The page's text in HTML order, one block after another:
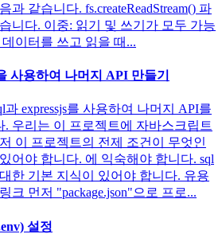
과 같습니다. fs.createReadStream() 파
니다. 이중: 읽기 및 쓰기가 모두 가능
이터를 쓰고 읽을 때...
사용하여 나머지 API 만들기
과 expressjs를 사용하여 나머지 API를
. 우리는 이 프로젝트에 자바스크립트
이 프로젝트의 전제 조건이 무엇인
어야 합니다. 에 익숙해야 합니다. sql
한 기본 지식이 있어야 합니다. 유용
크 먼저 "package.json"으로 프로...
설정